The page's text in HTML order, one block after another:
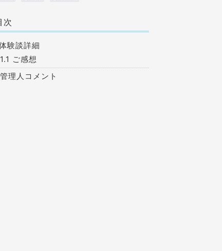
次
験談詳細
1.1 ご感想
管理人コメント